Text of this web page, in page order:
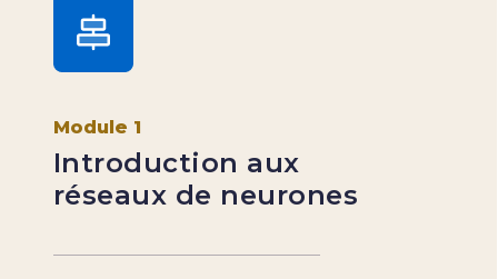
Module 1
Introduction aux
réseaux de neurones